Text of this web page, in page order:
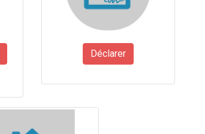
Déclarer